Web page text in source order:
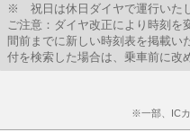
※ 祝日は休日ダイヤで運行いたし
ご注意：ダイヤ改正により時刻を
間前までに新しい時刻表を掲載い
付を検索した場合は、乗車前に改
※一部、ICカ